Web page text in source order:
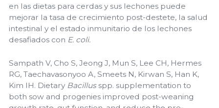
en las dietas para cerdas y sus lechones puede
mejorar la tasa de crecimiento post-destete, la salud
intestinal y el estado inmunitario de los lechones
desafiados con E. coli.
Sampath V, Cho S, Jeong J, Mun S, Lee CH, Hermes
RG, Taechavasonyoo A, Smeets N, Kirwan S, Han K,
Kim IH. Dietary Bacillusspp. supplementation to
both sow and progenies improved post-weaning